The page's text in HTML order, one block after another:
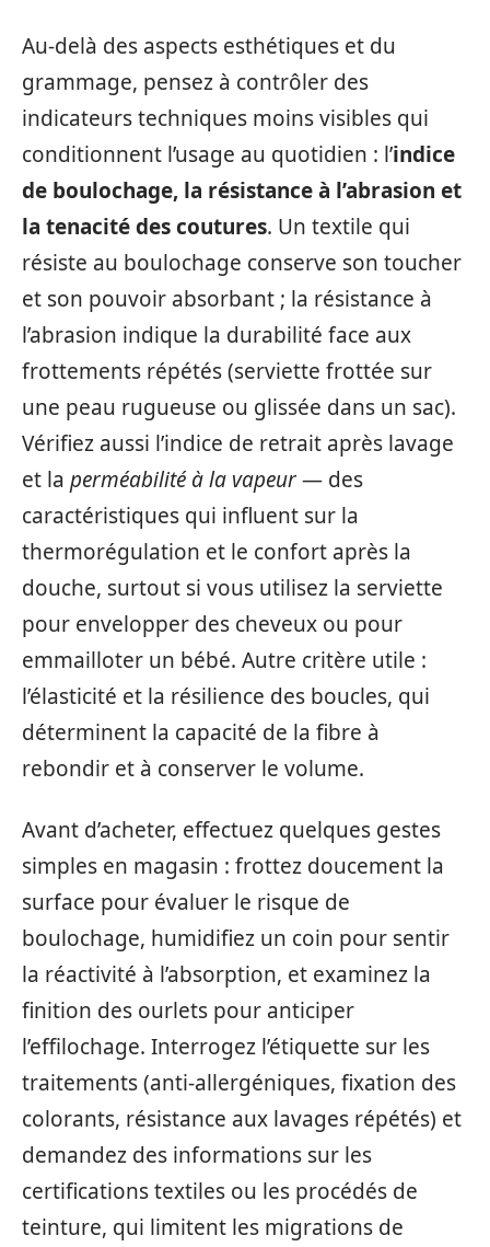
Au-delà des aspects esthétiques et du
grammage, pensez à contrôler des
indicateurs techniques moins visibles qui
conditionnent l’usage au quotidien : l’indice
de boulochage, la résistance à l’abrasion et
la tenacité des coutures. Un textile qui
résiste au boulochage conserve son toucher
et son pouvoir absorbant ; la résistance à
l’abrasion indique la durabilité face aux
frottements répétés (serviette frottée sur
une peau rugueuse ou glissée dans un sac).
Vérifiez aussi l’indice de retrait après lavage
et la perméabilité à la vapeur— des
caractéristiques qui influent sur la
thermorégulation et le confort après la
douche, surtout si vous utilisez la serviette
pour envelopper des cheveux ou pour
emmailloter un bébé. Autre critère utile :
l’élasticité et la résilience des boucles, qui
déterminent la capacité de la fibre à
rebondir et à conserver le volume.
Avant d’acheter, effectuez quelques gestes
simples en magasin : frottez doucement la
surface pour évaluer le risque de
boulochage, humidifiez un coin pour sentir
la réactivité à l’absorption, et examinez la
finition des ourlets pour anticiper
l’effilochage. Interrogez l’étiquette sur les
traitements (anti-allergéniques, fixation des
colorants, résistance aux lavages répétés) et
demandez des informations sur les
certifications textiles ou les procédés de
teinture, qui limitent les migrations de